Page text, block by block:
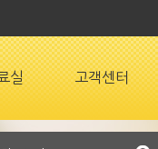
실 고객센터